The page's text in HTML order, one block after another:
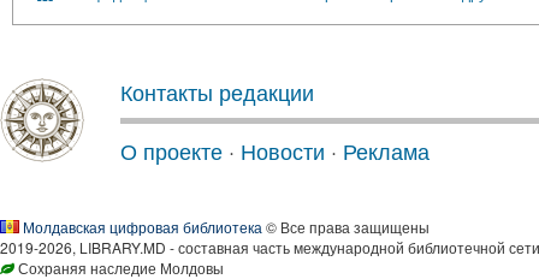
Контакты редакции
О проекте · Новости · Реклама
Молдавская цифровая библиотека © Все права защищены
2019-2026, LIBRARY.MD - составная часть международной библиотечной
Сохраняя наследие Молдовы